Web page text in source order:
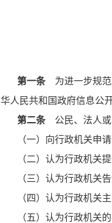
第一条为进一步规范
华人民共和国政府信息公
第二条公民、法人或
（一）向行政机关申
（二）认为行政机关
（三）认为行政机关
（四）认为行政机关
（五）认为行政机关